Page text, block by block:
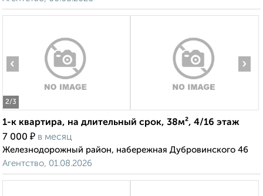
2/3
‹ ›
1-к квартира, на длительный срок, 38м², 4/16 этаж
7 000 ₽ в месяц
Железнодорожный район, набережная Дубровинского 46
Агентство, 01.08.2026